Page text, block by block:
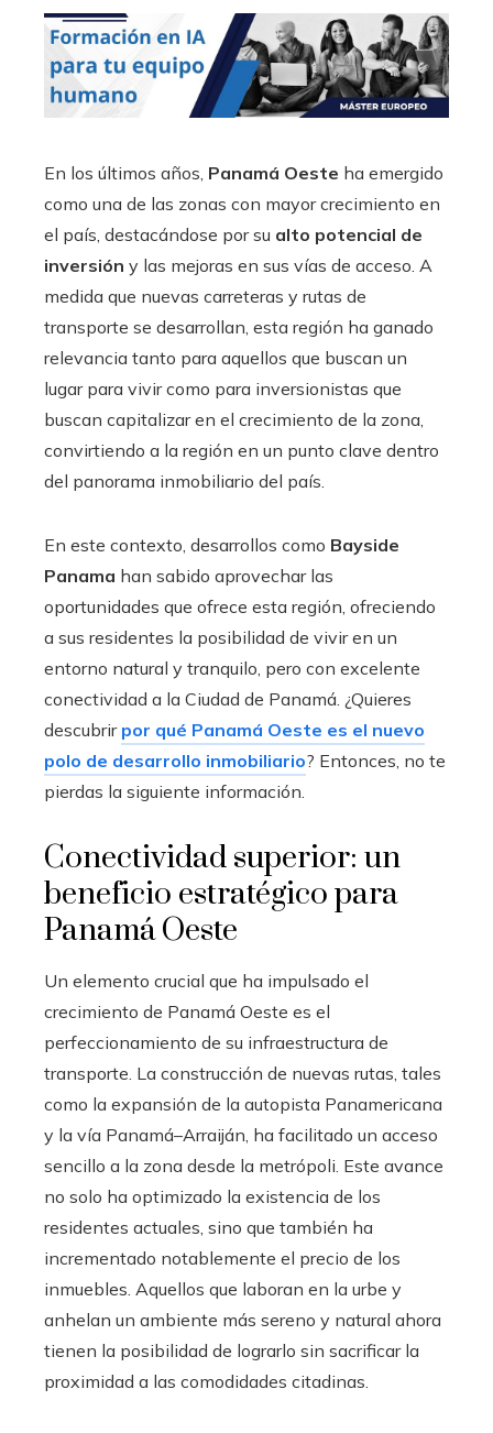
En los últimos años, Panamá Oeste ha emergido
como una de las zonas con mayor crecimiento en
el país, destacándose por su alto potencial de
inversión y las mejoras en sus vías de acceso. A
medida que nuevas carreteras y rutas de
transporte se desarrollan, esta región ha ganado
relevancia tanto para aquellos que buscan un
lugar para vivir como para inversionistas que
buscan capitalizar en el crecimiento de la zona,
convirtiendo a la región en un punto clave dentro
del panorama inmobiliario del país.
En este contexto, desarrollos como Bayside
Panama han sabido aprovechar las
oportunidades que ofrece esta región, ofreciendo
a sus residentes la posibilidad de vivir en un
entorno natural y tranquilo, pero con excelente
conectividad a la Ciudad de Panamá. ¿Quieres
descubrir por qué Panamá Oeste es el nuevo
polo de desarrollo inmobiliario? Entonces, no te
pierdas la siguiente información.
Conectividad superior: un
beneficio estratégico para
Panamá Oeste
Un elemento crucial que ha impulsado el
crecimiento de Panamá Oeste es el
perfeccionamiento de su infraestructura de
transporte. La construcción de nuevas rutas, tales
como la expansión de la autopista Panamericana
y la vía Panamá–Arraiján, ha facilitado un acceso
sencillo a la zona desde la metrópoli. Este avance
no solo ha optimizado la existencia de los
residentes actuales, sino que también ha
incrementado notablemente el precio de los
inmuebles. Aquellos que laboran en la urbe y
anhelan un ambiente más sereno y natural ahora
tienen la posibilidad de lograrlo sin sacrificar la
proximidad a las comodidades citadinas.